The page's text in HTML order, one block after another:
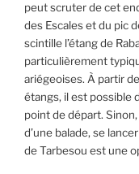
peut scruter de cet
des Escales et du pic
scintille l’étang de
particulièrement
ariégeoises. À partir
étangs, il est possible
point de départ.
d’une balade, se
de Tarbesou est une